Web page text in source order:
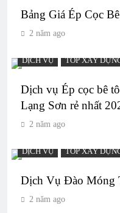
Bảng Giá Ép Cọc
2 năm ago
DỊCH VỤ TOP XÂY
Dịch vụ Ép cọc bê
Lạng Sơn rẻ nhất
2 năm ago
DỊCH VỤ TOP XÂY
Dịch Vụ Đào Móng
2 năm ago